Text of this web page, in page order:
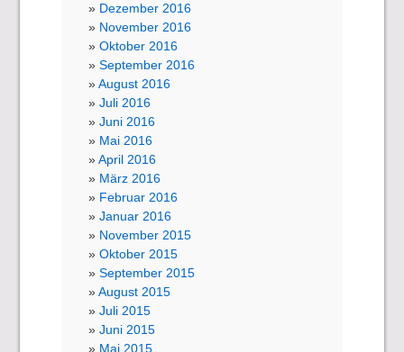
Dezember 2016
November 2016
Oktober 2016
September 2016
August 2016
Juli 2016
Juni 2016
Mai 2016
April 2016
März 2016
Februar 2016
Januar 2016
November 2015
Oktober 2015
September 2015
August 2015
Juli 2015
Juni 2015
Mai 2015